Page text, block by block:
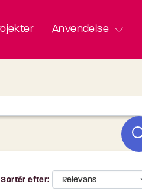
Anvendelse
Sortér efter